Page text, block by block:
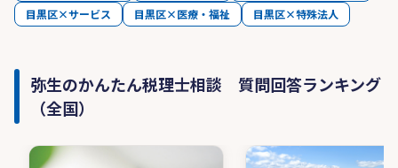
目黒区×サービス
目黒区×医療・福祉 目黒区×特殊法人
弥生のかんたん税理士相談 質問回答ランキング
（全国）